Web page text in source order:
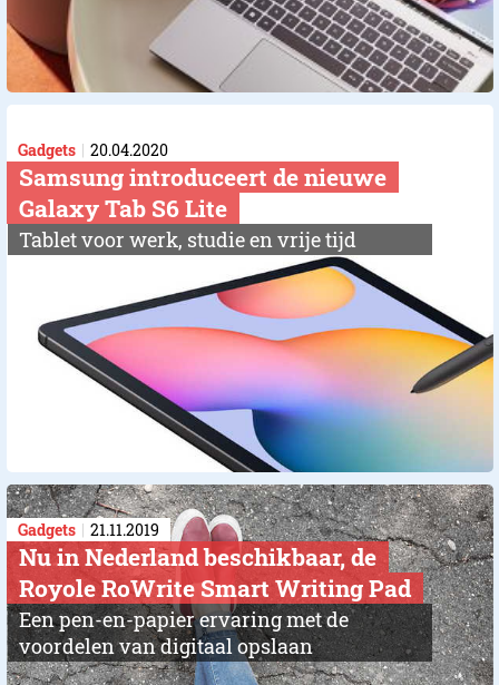
Gadgets 20.04.2020
Samsung introduceert de nieuwe
Galaxy Tab S6 Lite
Tablet voor werk, studie en vrije tijd
Gadgets 21.11.2019
Nu in Nederland beschikbaar, de
Royole RoWrite Smart Writing Pad
Een pen-en-papier ervaring met de
voordelen van digitaal opslaan